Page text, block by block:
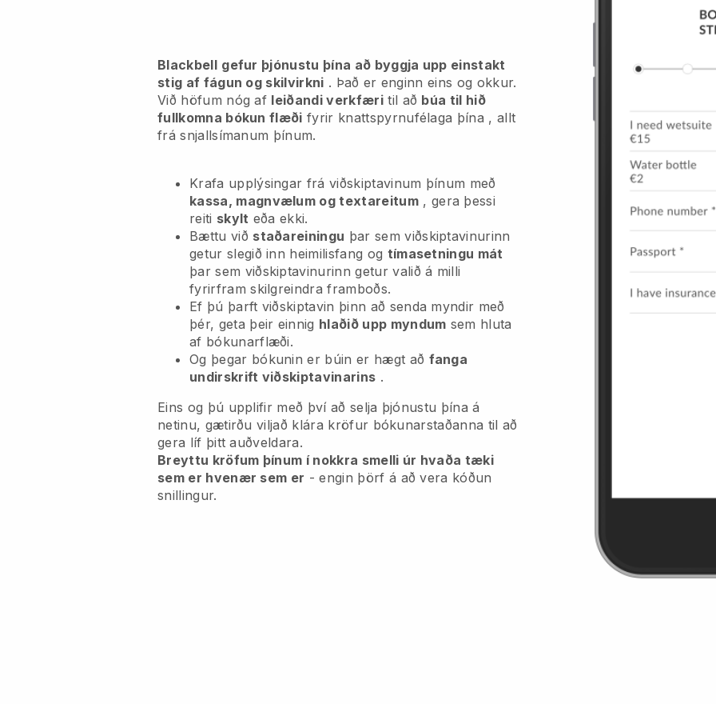
Blackbell gefur þjónustu þína að byggja upp einstakt
stig af fágun og skilvirkni . Það er enginn eins og okkur.
Við höfum nóg af leiðandi verkfæritil að búa til hið
fullkomna bókun flæði fyrir knattspyrnufélaga þína , allt
frá snjallsímanum þínum.
Krafa upplýsingar frá viðskiptavinum þínum með
kassa, magnvælum og textareitum, gera þessi
reiti skylt eða ekki.
Bættu við staðareiningu þar sem viðskiptavinurinn
getur slegið inn heimilisfang og tímasetningu mát
þar sem viðskiptavinurinn getur valið á milli
fyrirfram skilgreindra framboðs.
Ef þú þarft viðskiptavin þinn að senda myndir með
þér, geta þeir einnig hlaðið upp myndum sem hluta
af bókunarflæði.
Og þegar bókunin er búin er hægt að fanga
undirskrift viðskiptavinarins .
Eins og þú upplifir með því að selja þjónustu þína á
netinu, gætirðu viljað klára kröfur bókunarstaðanna til að
gera líf þitt auðveldara.
Breyttu kröfum þínum í nokkra smelli úr hvaða tæki
sem er hvenær sem er - engin þörf á að vera kóðun
snillingur.